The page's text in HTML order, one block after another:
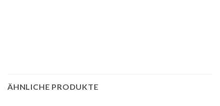
ÄHNLICHE PRODUKTE